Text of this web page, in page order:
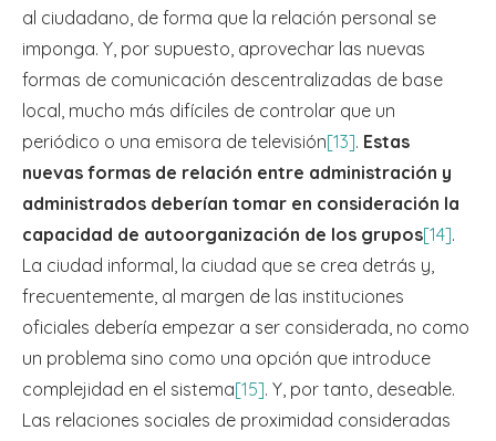
al ciudadano, de forma que la relación personal se
imponga. Y, por supuesto, aprovechar las nuevas
formas de comunicación descentralizadas de base
local, mucho más difíciles de controlar que un
periódico o una emisora de televisión[13]. Estas
nuevas formas de relación entre administración y
administrados deberían tomar en consideración la
capacidad de autoorganización de los grupos[14].
La ciudad informal, la ciudad que se crea detrás y,
frecuentemente, al margen de las instituciones
oficiales debería empezar a ser considerada, no como
un problema sino como una opción que introduce
complejidad en el sistema[15]. Y, por tanto, deseable.
Las relaciones sociales de proximidad consideradas